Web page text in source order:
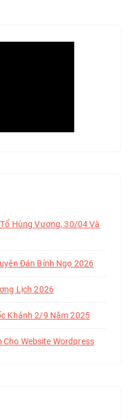
Hùng Vương, 30/04 Và
Đán Bính Ngọ 2026
Lịch 2026
Khánh 2/9 Năm 2025
Website Wordpress